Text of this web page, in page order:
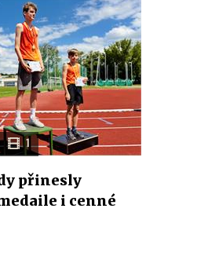
1
přinesly
i cenné